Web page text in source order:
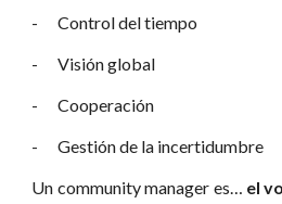
- Control del tiempo
- Visión global
- Cooperación
- Gestión de la incertidumbre
Un community manager es… el